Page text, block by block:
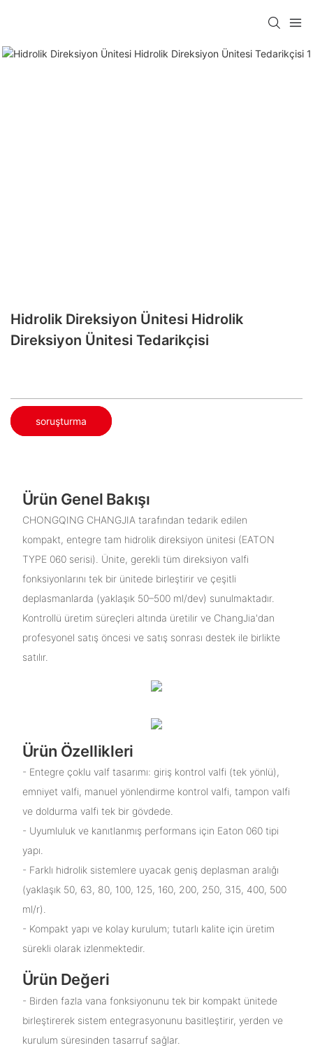
Hidrolik Direksiyon Ünitesi Hidrolik
Direksiyon Ünitesi Tedarikçisi
soruşturma
Ürün Genel Bakışı
CHONGQING CHANGJIA tarafından tedarik edilen
kompakt, entegre tam hidrolik direksiyon ünitesi (EATON
TYPE 060 serisi). Ünite, gerekli tüm direksiyon valfi
fonksiyonlarını tek bir ünitede birleştirir ve çeşitli
deplasmanlarda (yaklaşık 50–500 ml/dev) sunulmaktadır.
Kontrollü üretim süreçleri altında üretilir ve ChangJia'dan
profesyonel satış öncesi ve satış sonrası destek ile birlikte
satılır.
Ürün Özellikleri
- Entegre çoklu valf tasarımı: giriş kontrol valfi (tek yönlü),
emniyet valfi, manuel yönlendirme kontrol valfi, tampon valfi
ve doldurma valfi tek bir gövdede.
- Uyumluluk ve kanıtlanmış performans için Eaton 060 tipi
yapı.
- Farklı hidrolik sistemlere uyacak geniş deplasman aralığı
(yaklaşık 50, 63, 80, 100, 125, 160, 200, 250, 315, 400, 500
ml/r).
- Kompakt yapı ve kolay kurulum; tutarlı kalite için üretim
sürekli olarak izlenmektedir.
Ürün Değeri
- Birden fazla vana fonksiyonunu tek bir kompakt ünitede
birleştirerek sistem entegrasyonunu basitleştirir, yerden ve
kurulum süresinden tasarruf sağlar.